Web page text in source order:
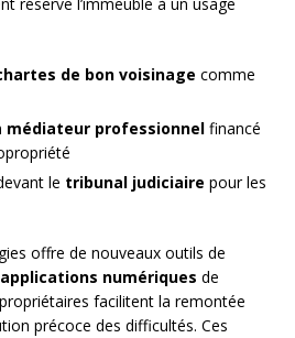
de bon voisinage comme
médiateur professionnel financé
le tribunal judiciaire pour les
offre de nouveaux outils de
applications numériques de
facilitent la remontée
précoce des difficultés. Ces